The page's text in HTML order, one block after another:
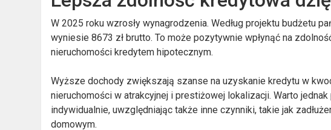
W 2025 roku wzrosły wynagrodzenia. Według projektu budżetu
wyniesie 8673 zł brutto. To może pozytywnie wpłynąć na
nieruchomości kredytem hipotecznym.
Wyższe dochody zwiększają szanse na uzyskanie kredytu w
nieruchomości w atrakcyjnej i prestiżowej lokalizacji. Warto
indywidualnie, uwzględniając także inne czynniki, takie jak
domowym.